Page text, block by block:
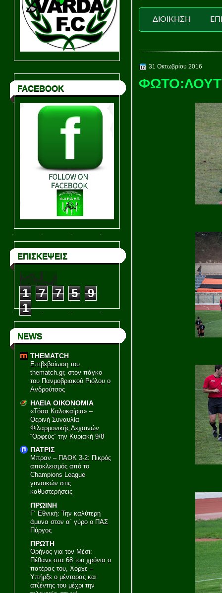
FACEBOOK
ΕΠΙΣΚΕΨΕΙΣ
1 7 7 5
9
1
NEWS
THEMATCH
Επιβεβαίωση του
thematch.gr, στον πάγκο
του Πανμοβριακού Ριόλου ο
Ανδρούτσος
ΗΛΕΙΑ ΟΙΚΟΝΟΜΙΑ
«Τόσα Καλοκαίρια» –
Θερινή Συναυλία
Φιλαρμονικής Λεχαινών
“Ορφεύς” την Κυριακή 9/8
ΠΑΤΡΙΣ
Μπραν – ΠΑΟΚ 3-2: Πικρός
αποκλεισμός από το
Champions League
γυναικών στις
καθυστερήσεις
ΠΡΩΙΝΗ
Γ΄ Εθνική: Την καλύτερη
άμυνα στον α΄ γύρο ο ΠΑΣ
Πύργος
ΠΡΩΤΗ
Θρήνος για τον Μέσι:
Πέθανε στα 68 του χρόνια ο
πατέρας του, Χόρχε –
Υπήρξε ο μέντορας και
ατζέντης του μέχρι την
ΔΙΟΙΚΗΣΗ
31 Οκτωβρίου 2016